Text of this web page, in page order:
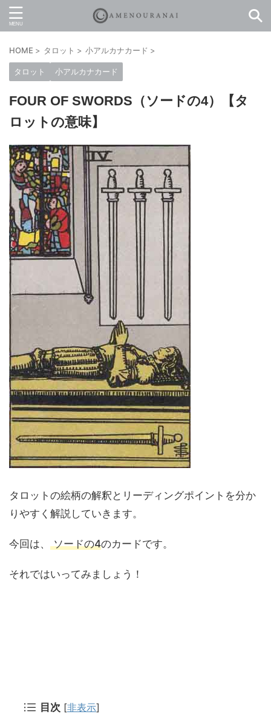
HOME > タロット > 小アルカナカード >
タロット 小アルカナカード
FOUR OF SWORDS（ソードの4）【タ
ロットの意味】
タロットの絵柄の解釈とリーディングポイントを分か
りやすく解説していきます。
今回は、 ソードの4のカードです。
それではいってみましょう！
目次 [非表示]